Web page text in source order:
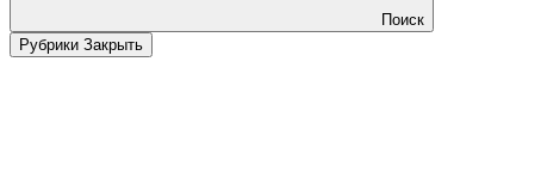
Поиск
Рубрики Закрыть